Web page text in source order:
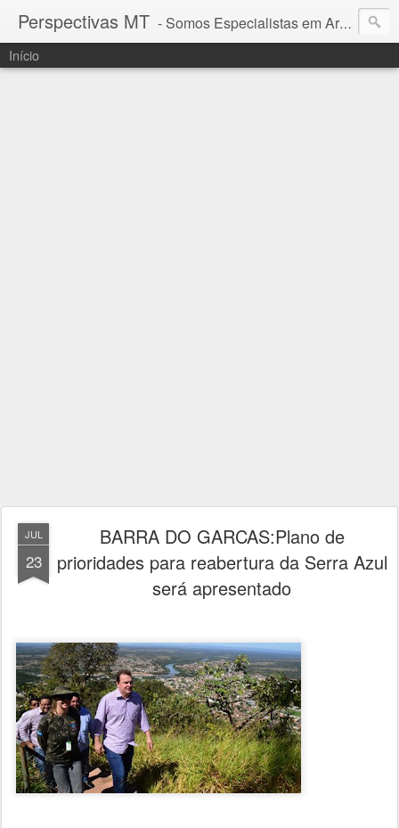
Perspectivas MT - Somos Especialistas em Araguaia - Mato Grosso
Início
JUL
23
BARRA DO GARCAS:Plano de
prioridades para reabertura da Serra Azul
será apresentado